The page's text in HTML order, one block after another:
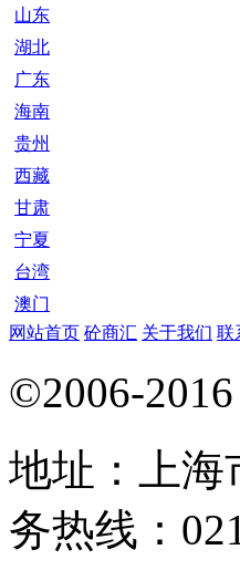
山东
湖北
广东
海南
贵州
西藏
甘肃
宁夏
台湾
澳门
网站首页 砼商汇 关于我们 联
©2006-
地址：上海
务热线：